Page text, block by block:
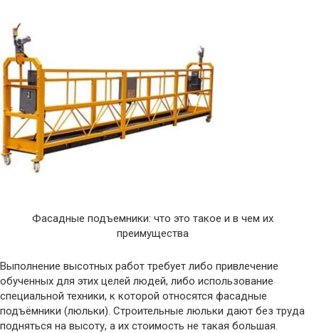
Фасадные подъемники: что это такое и в чем их
преимущества
Выполнение высотных работ требует либо привлечение
обученных для этих целей людей, либо использование
специальной техники, к которой относятся фасадные
подъёмники (люльки). Строительные люльки дают без труда
подняться на высоту, а их стоимость не такая большая.